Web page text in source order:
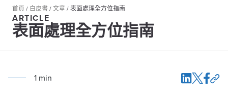
首頁 / 白皮書/文章/表面處理全方位指南
ARTICLE
表面處理全方位指南
1 min